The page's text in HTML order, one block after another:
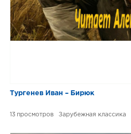
Тургенев Иван – Бирюк
13 Зарубежная классика